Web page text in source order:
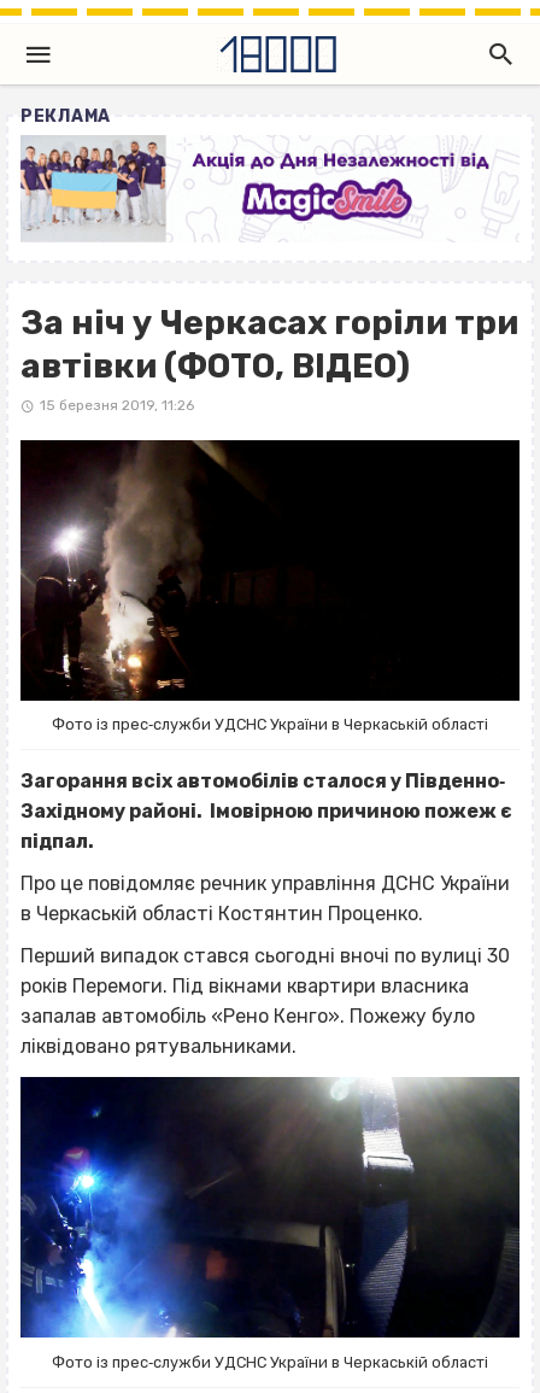
РЕКЛАМА
За ніч у Черкасах горіли три
автівки (ФОТО, ВІДЕО)
15 березня 2019, 11:26
Фото із прес‐служби УДСНС України в Черкаській області
Загорання всіх автомобілів сталося у Південно‐
Західному районі. Імовірною причиною пожеж є
підпал.
Про це повідомляє речник управління ДСНС України
в Черкаській області Костянтин Проценко.
Перший випадок стався сьогодні вночі по вулиці 30
років Перемоги. Під вікнами квартири власника
запалав автомобіль «Рено Кенго». Пожежу було
ліквідовано рятувальниками.
Фото із прес‐служби УДСНС України в Черкаській області